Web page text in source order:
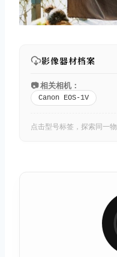
影像器材档案
📷 相关相机：
Canon EOS-1V
点击型号标签，探索同一